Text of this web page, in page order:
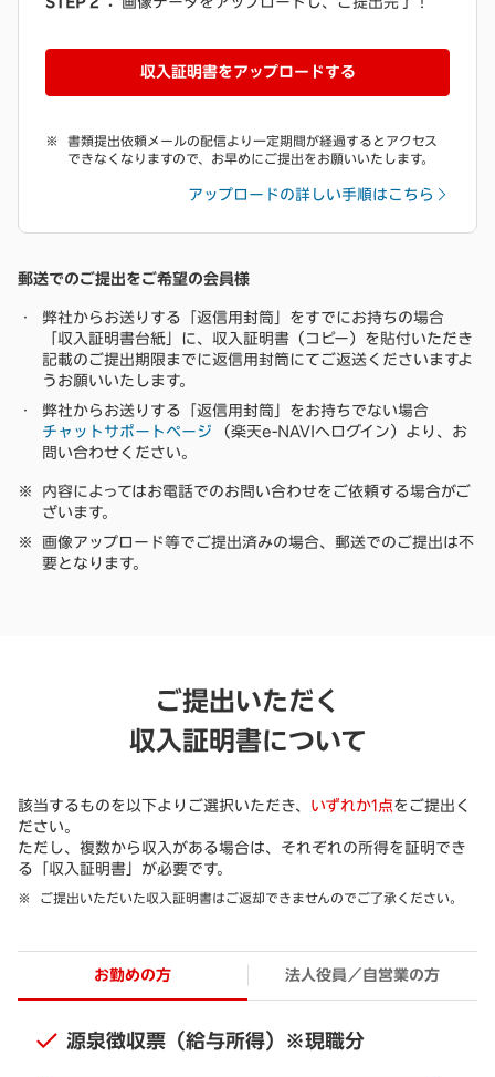
収入証明書をアップロードする
書類提出依頼メールの配信より一定期間が経過するとアクセス
できなくなりますので、お早めにご提出をお願いいたします。
アップロードの詳しい手順はこちら
郵送でのご提出をご希望の会員様
弊社からお送りする「返信用封筒」をすでにお持ちの場合
「収入証明書台紙」に、収入証明書（コピー）を貼付いただき
記載のご提出期限までに返信用封筒にてご返送くださいますよ
うお願いいたします。
弊社からお送りする「返信用封筒」をお持ちでない場合
チャットサポートページ （楽天e-NAVIへログイン）より、お
問い合わせください。
内容によってはお電話でのお問い合わせをご依頼する場合がご
ざいます。
画像アップロード等でご提出済みの場合、郵送でのご提出は不
要となります。
ご提出いただく
収入証明書について
該当するものを以下よりご選択いただき、 いずれか1点をご提出く
ださい。
ただし、複数から収入がある場合は、それぞれの所得を証明でき
る「収入証明書」が必要です。
ご提出いただいた収入証明書はご返却できませんのでご了承ください。
お勤めの方 法人役員／自営業の方
源泉徴収票（給与所得）※現職分